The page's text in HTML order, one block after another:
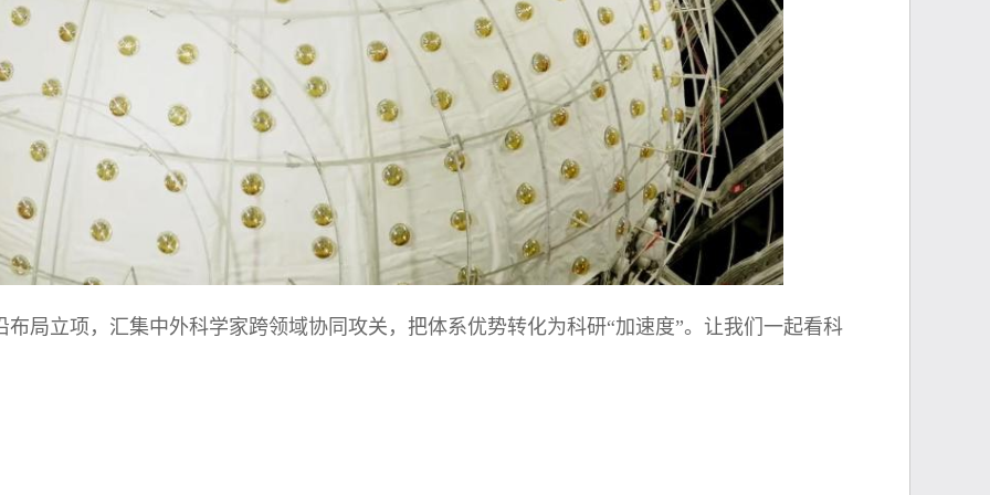
立项，汇集中外科学家跨领域协同攻关，把体系优势转化为科研“加速度”。让我们一起看科